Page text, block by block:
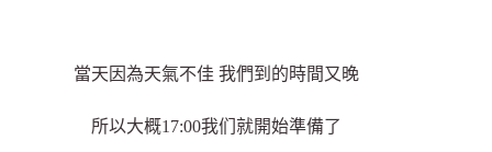
當天因為天氣不佳 我們到的時間又晚
所以大概17:00我们就開始準備了